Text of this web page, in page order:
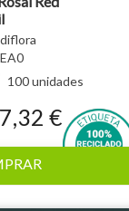
100 unidades
7,32 €